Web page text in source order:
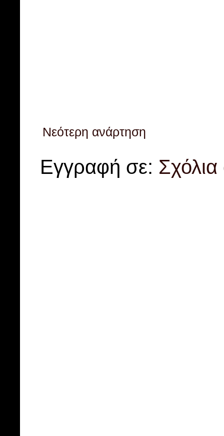
Νεότερη ανάρτηση
Εγγραφή σε: